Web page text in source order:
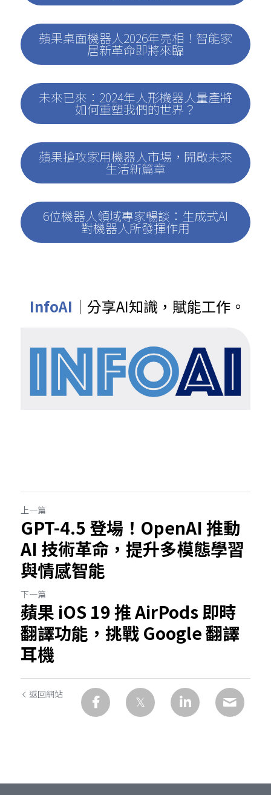
蘋果桌面機器人2026年亮相！智能家
居新革命即將來臨
未來已來：2024年人形機器人量產將
如何重塑我們的世界？
蘋果搶攻家用機器人市場，開啟未來
生活新篇章
6位機器人領域專家暢談：生成式AI
對機器人所發揮作用
InfoAI ｜分享AI知識，賦能工作。
上一篇
GPT-4.5 登場！OpenAI 推動
AI 技術革命，提升多模態學習
與情感智能
下一篇
蘋果 iOS 19 推 AirPods 即時
翻譯功能，挑戰 Google 翻譯
耳機
返回網站